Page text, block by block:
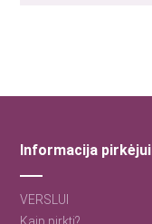
Informacija pirkėjui
VERSLUI